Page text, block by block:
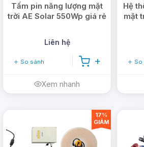
Tấm pin năng lượng mặt
trời AE Solar 550Wp giá rẻ
Liên hệ
So sánh
Xem nhanh
Hệ
mặt
So
17%
GIẢM